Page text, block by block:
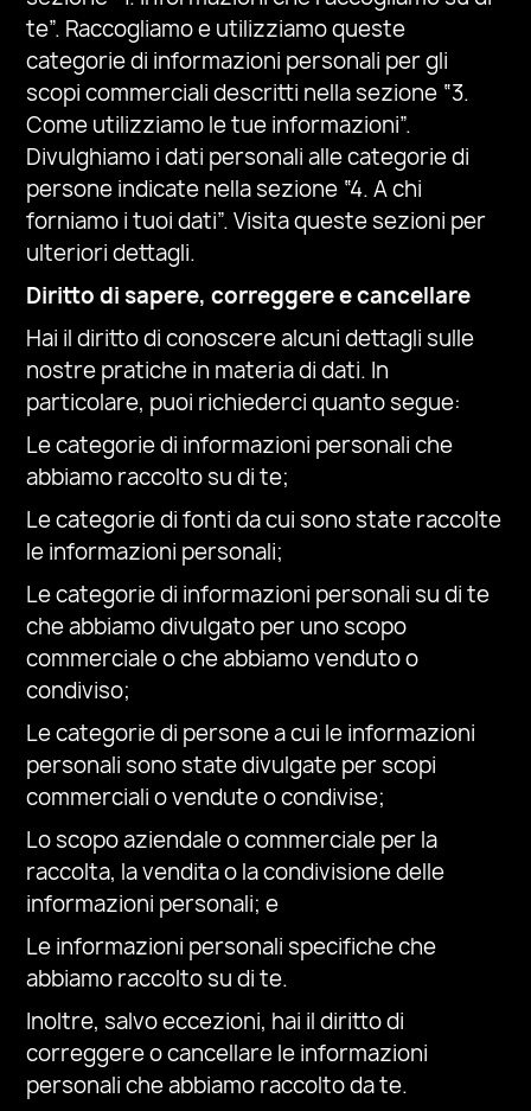
te”. Raccogliamo e utilizziamo queste
categorie di informazioni personali per gli
scopi commerciali descritti nella sezione “3.
Come utilizziamo le tue informazioni”.
Divulghiamo i dati personali alle categorie di
persone indicate nella sezione “4. A chi
forniamo i tuoi dati”. Visita queste sezioni per
ulteriori dettagli.
Diritto di sapere, correggere e cancellare
Hai il diritto di conoscere alcuni dettagli sulle
nostre pratiche in materia di dati. In
particolare, puoi richiederci quanto segue:
Le categorie di informazioni personali che
abbiamo raccolto su di te;
Le categorie di fonti da cui sono state raccolte
le informazioni personali;
Le categorie di informazioni personali su di te
che abbiamo divulgato per uno scopo
commerciale o che abbiamo venduto o
condiviso;
Le categorie di persone a cui le informazioni
personali sono state divulgate per scopi
commerciali o vendute o condivise;
Lo scopo aziendale o commerciale per la
raccolta, la vendita o la condivisione delle
informazioni personali; e
Le informazioni personali specifiche che
abbiamo raccolto su di te.
Inoltre, salvo eccezioni, hai il diritto di
correggere o cancellare le informazioni
personali che abbiamo raccolto da te.